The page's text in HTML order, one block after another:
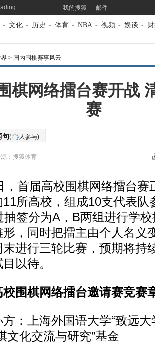
我的搜狐 邮件
- 文化 - 历史 - 体育 - NBA - 视频 - 娱谈 -
界 > 国内围棋赛事风云
棋网络擂台赛开战
赛
句( 人参与)
： 搜狐体育
首届高校围棋网络擂台赛
11所高校，组成10支代表队
抽签分为A，B两组进行学
形，同时把擂主由个人名义
进行三轮比赛，预期将持
以待。
校围棋网络擂台邀请赛竞赛
上海外国语大学“致远大
文化交流与研究”基金